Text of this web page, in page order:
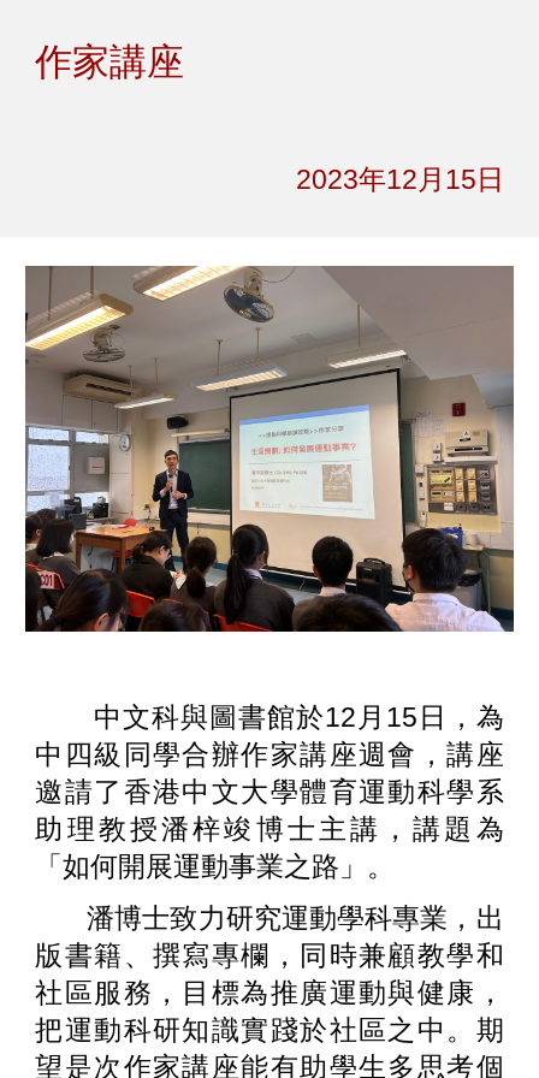
Skip to main content
作家講座
2023年12月 15日
中文科與圖書館於12月15日，為
中四級同學合辦作家講座週會，講座
邀請了香港中文大學體育運動科學系
助理教授潘梓竣博士主講，講題為
「如何開展運動事業之路」。
潘博士致力研究運動學科專業，出
版書籍、撰寫專欄，同時兼顧教學和
社區服務，目標為推廣運動與健康，
把運動科研知識實踐於社區之中。期
望是次作家講座能有助學生多思考個